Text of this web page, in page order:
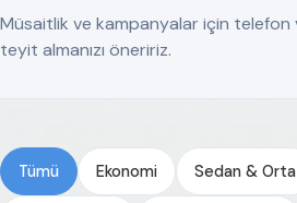
Müsaitlik ve kampanyalar için
teyit almanızı öneririz.
Tümü Ekonomi Sedan & Orta